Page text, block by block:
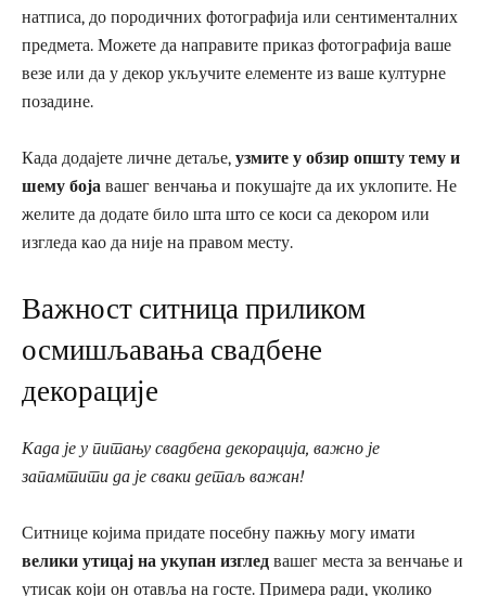
натписа, до породичних фотографија или сентименталних
предмета. Можете да направите приказ фотографија ваше
везе или да у декор укључите елементе из ваше културне
позадине.
Када додајете личне детаље, узмите у обзир општу тему и
шему боја вашег венчања и покушајте да их уклопите. Не
желите да додате било шта што се коси са декором или
изгледа као да није на правом месту.
Важност ситница приликом
осмишљавања свадбене
декорације
Када је у питању свадбена декорација, важно је
запамтити да је сваки детаљ важан!
Ситнице којима придате посебну пажњу могу имати
велики утицај на укупан изглед вашег места за венчање и
утисак који он отавља на госте. Примера ради, уколико